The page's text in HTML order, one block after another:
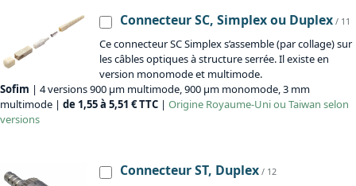
Connecteur SC, Simplex ou Duplex / 11
Ce connecteur SC Simplex s’assemble (par collage) sur
les câbles optiques à structure serrée. Il existe en
version monomode et multimode.
Sofim | 4 versions 900 µm multimode, 900 µm monomode, 3 mm
multimode | de 1,55 à 5,51 € TTC | Origine Royaume-Uni ou Taiwan selon
versions
Connecteur ST, Duplex / 12